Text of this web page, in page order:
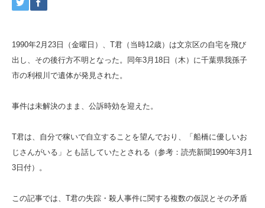
1990年2月23日（金曜日）、T君（当時12歳）は文京区の自宅を飛び
出し、その後行方不明となった。同年3月18日（木）に千葉県我孫子
市の利根川で遺体が発見された。
事件は未解決のまま、公訴時効を迎えた。
T君は、自分で稼いで自立することを望んでおり、「船橋に優しいお
じさんがいる」とも話していたとされる（参考：読売新聞1990年3月1
3日付）。
この記事では、T君の失踪・殺人事件に関する複数の仮説とその矛盾